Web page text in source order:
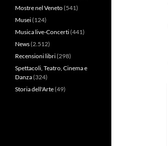
Mostre nel Veneto(541)
Musei(124)
Musica live-Concerti(441)
News(2.512)
Recensioni libri(298)
Spettacoli, Teatro, Cinema e
Danza(324)
Storia dell'Arte(49)